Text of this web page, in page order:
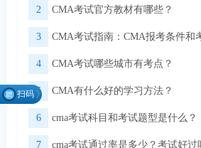
2 CMA考试官方教材有哪些？
3 CMA考试指南：CMA报考条件和
4 CMA考试哪些城市有考点？
5 CMA有什么好的学习方法？
6 cma考试科目和考试题型是什么？
7 cma考试通过率是多少？考试好过
扫码